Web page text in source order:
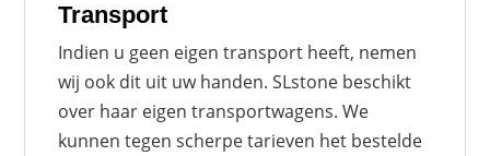
Transport
Indien u geen eigen transport heeft, nemen
wij ook dit uit uw handen. SLstone beschikt
over haar eigen transportwagens. We
kunnen tegen scherpe tarieven het bestelde